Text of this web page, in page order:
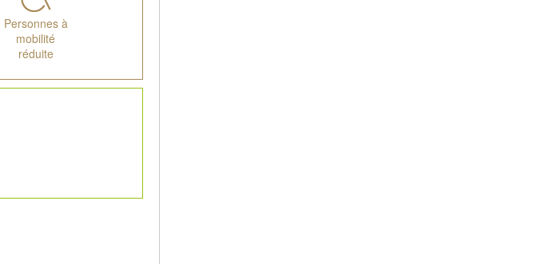
Personnes à
mobilité
réduite